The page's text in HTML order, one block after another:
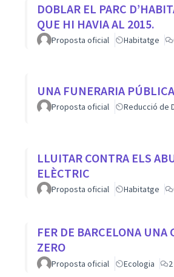
DOBLAR EL PARC
QUE HI HAVIA AL 2015.
Proposta oficial Habitatge
UNA FUNERARIA PÚBLICA
Proposta oficial Reducció de
LLUITAR CONTRA ELS
ELÈCTRIC
Proposta oficial Habitatge
FER DE BARCELONA UNA
ZERO
Proposta oficial Ecologia 2